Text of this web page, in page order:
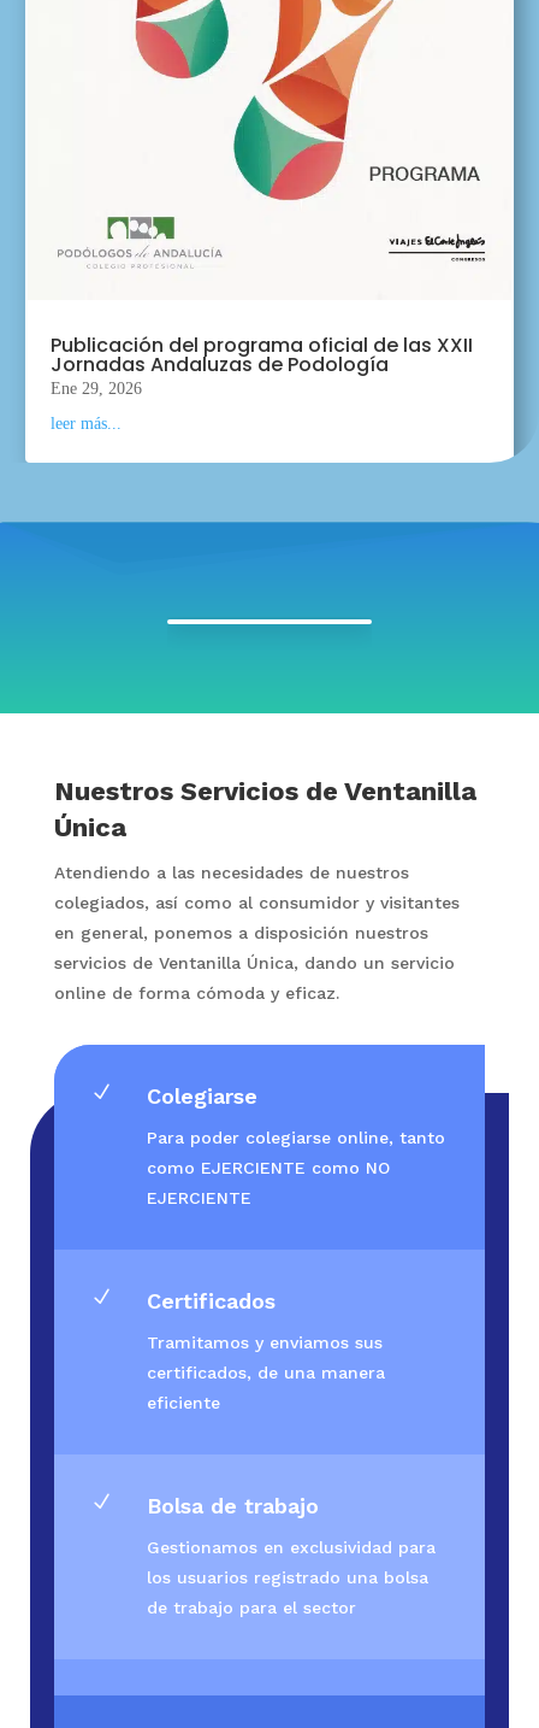
Publicación del programa oficial de las XXII
Jornadas Andaluzas de Podología
Ene 29, 2026
leer más...
Nuestros Servicios de Ventanilla
Única
Atendiendo a las necesidades de nuestros
colegiados, así como al consumidor y visitantes
en general, ponemos a disposición nuestros
servicios de Ventanilla Única, dando un servicio
online de forma cómoda y eficaz.
N Colegiarse
Para poder colegiarse online, tanto
como EJERCIENTE como NO
EJERCIENTE
N Certificados
Tramitamos y enviamos sus
certificados, de una manera
eficiente
N Bolsa de trabajo
Gestionamos en exclusividad para
los usuarios registrado una bolsa
de trabajo para el sector